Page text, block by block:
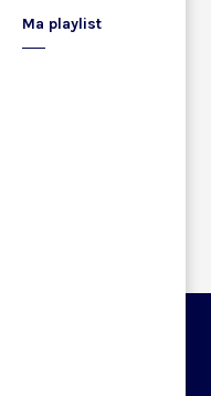
Ma playlist